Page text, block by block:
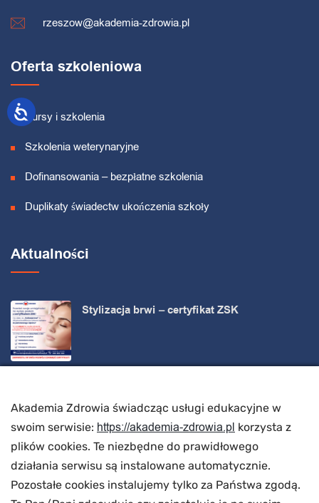
rzeszow@akademia-zdrowia.pl
Oferta szkoleniowa
Kursy i szkolenia
Szkolenia weterynaryjne
Dofinansowania – bezpłatne szkolenia
Duplikaty świadectw ukończenia szkoły
Aktualności
Stylizacja brwi – certyfikat ZSK
Europejskiej!
Kalendarz KURSÓW masaż KOBIDO
Akademia Zdrowia świadcząc usługi edukacyjne w
swoim serwisie: https://akademia-zdrowia.pl korzysta z
plików cookies. Te niezbędne do prawidłowego
działania serwisu są instalowane automatycznie.
Pozostałe cookies instalujemy tylko za Państwa zgodą.